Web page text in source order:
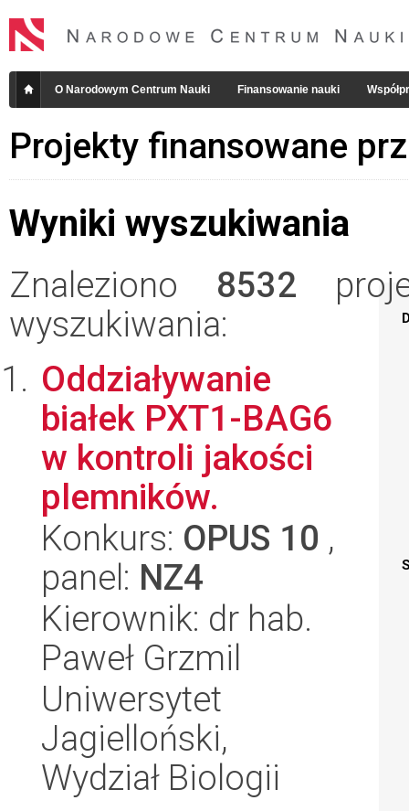
O Narodowym Centrum Nauki Finansowanie nauki
Projekty finansowane
Wyniki wyszukiwania
Znaleziono 8532
wyszukiwania:
Oddziaływanie
białek PXT1-BAG6
w kontroli jakości
plemników.
Konkurs: OPUS 10 ,
panel: NZ4
Kierownik: dr hab.
Paweł Grzmil
Uniwersytet
Jagielloński,
Wydział Biologii